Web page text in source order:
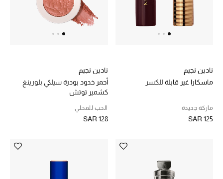
ركن الفخامة
جميع الحقائب النسائية
جميع الإكسسورات النسائية
نادين نجيم
ماسكارا غير قابلة للكسر
ماركة جديدة
SAR 125
نادين نجيم
أحمر خدود بودرة سيلكي بلورينغ
كشمير توتش
الحب للمحلي
SAR 128